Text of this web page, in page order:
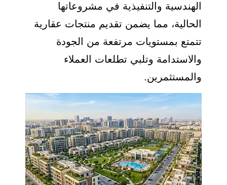
الهندسية والتنفيذية في مشروعاتها
الحالية، مما يضمن تقديم منتجات عقارية
تتمتع بمستويات مرتفعة من الجودة
والاستدامة وتلبي تطلعات العملاء
والمستثمرين.